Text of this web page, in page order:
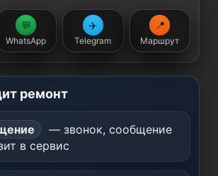
💬
WhatsApp
✈️
Telegram
📍
Маршрут
ремонт
— звонок, сообщение
в сервис